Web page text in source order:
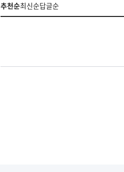
추천순최신순답글순